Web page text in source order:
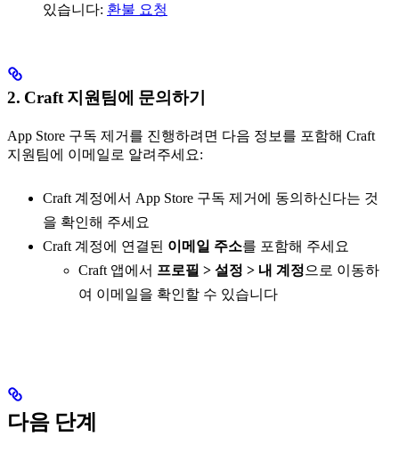
있습니다: 환불 요청
2. Craft 지원팀에 문의하기
App Store 구독 제거를 진행하려면 다음 정보를 포함해 Craft
지원팀에 이메일로 알려주세요:
Craft 계정에서 App Store 구독 제거에 동의하신다는 것
을 확인해 주세요
Craft 계정에 연결된 이메일 주소를 포함해 주세요
Craft 앱에서 프로필 > 설정 > 내 계정으로 이동하
여 이메일을 확인할 수 있습니다
다음 단계